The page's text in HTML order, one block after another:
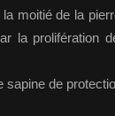
moitié de la
la prolifération
sapine de